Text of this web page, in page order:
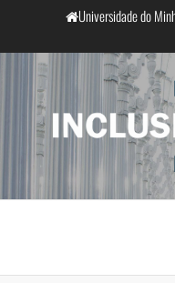
o
conteúdo
Universidade do
InclusiveCourts